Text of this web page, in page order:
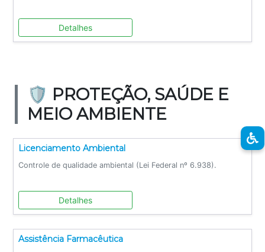
Detalhes
🛡️ PROTEÇÃO, SAÚDE E
MEIO AMBIENTE
Licenciamento Ambiental
Controle de qualidade ambiental (Lei Federal nº 6.938).
Detalhes
Assistência Farmacêutica